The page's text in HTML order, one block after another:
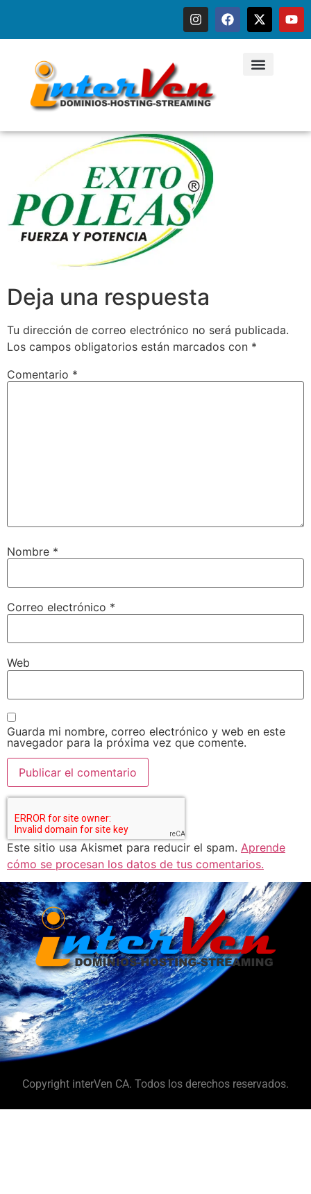
Deja una respuesta
Tu dirección de correo electrónico no será publicada.
Los campos obligatorios están marcados con *
Comentario *
Nombre *
Correo electrónico *
Web
Guarda mi nombre, correo electrónico y web en este
navegador para la próxima vez que comente.
Este sitio usa Akismet para reducir el spam. Aprende
cómo se procesan los datos de tus comentarios.
Copyright interVen CA. Todos los derechos reservados.